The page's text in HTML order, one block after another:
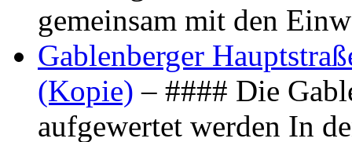
gemeinsam mit den
Gablenberger
(Kopie) – #### Die
aufgewertet werden In